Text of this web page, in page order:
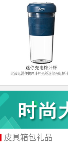
皮具箱包礼品